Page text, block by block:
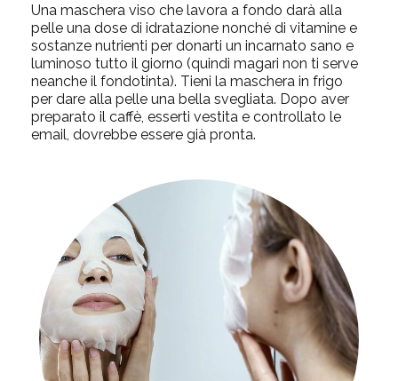
Una maschera viso che lavora a fondo darà alla
pelle una dose di idratazione nonché di vitamine e
sostanze nutrienti per donarti un incarnato sano e
luminoso tutto il giorno (quindi magari non ti serve
neanche il fondotinta). Tieni la maschera in frigo
per dare alla pelle una bella svegliata. Dopo aver
preparato il caffè, esserti vestita e controllato le
email, dovrebbe essere già pronta.